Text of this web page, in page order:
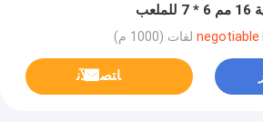
ﺎﺘﺼﻟ ﺍﻶﻧ